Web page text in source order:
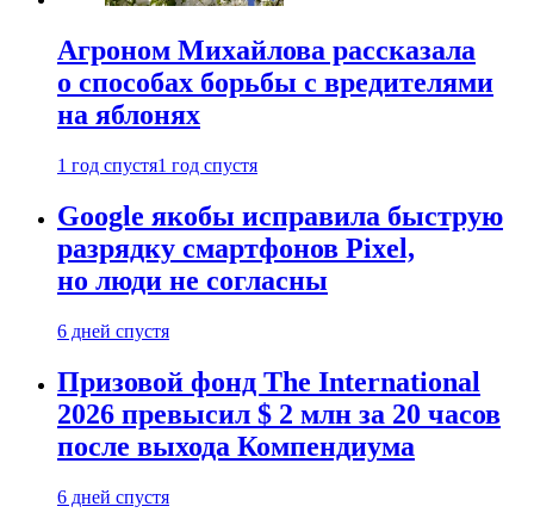
Агроном Михайлова рассказала
о способах борьбы с вредителями
на яблонях
1 год спустя1 год спустя
Google якобы исправила быструю
разрядку смартфонов Pixel,
но люди не согласны
6 дней спустя
Призовой фонд The International
2026 превысил $ 2 млн за 20 часов
после выхода Компендиума
6 дней спустя